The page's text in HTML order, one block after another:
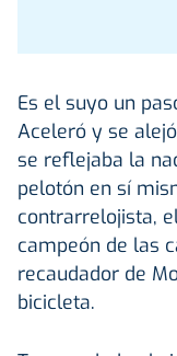
Es el suyo un
Aceleró y se
se reflejaba la
pelotón en sí
contrarrelojista,
campeón de las
recaudador de
bicicleta.